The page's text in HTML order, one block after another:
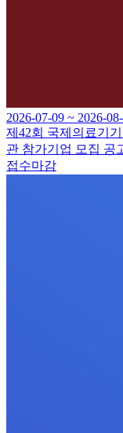
2026-07-09 ~ 2026-
제42회 국제의료기
관 참가기업 모집 공
접수마감